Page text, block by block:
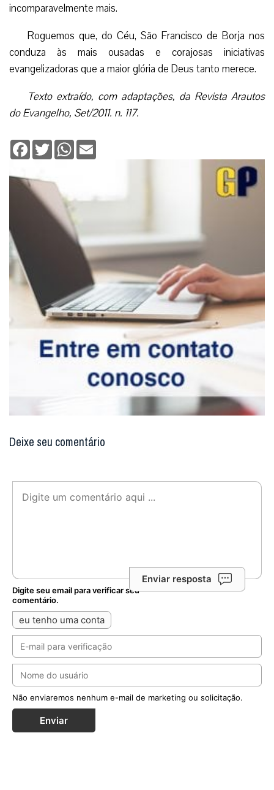
incomparavelmente mais.
Roguemos que, do Céu, São Francisco de Borja nos
conduza às mais ousadas e corajosas iniciativas
evangelizadoras que a maior glória de Deus tanto merece.
Texto extraído, com adaptações, da Revista Arautos
do Evangelho, Set/2011. n. 117.
Facebook
TwitterWhatsApp
Deixe seu comentário
Enviar resposta
Digite seu email para verificar seu
comentário.
eu tenho uma conta
Não enviaremos nenhum e-mail de marketing ou solicitação.
Enviar